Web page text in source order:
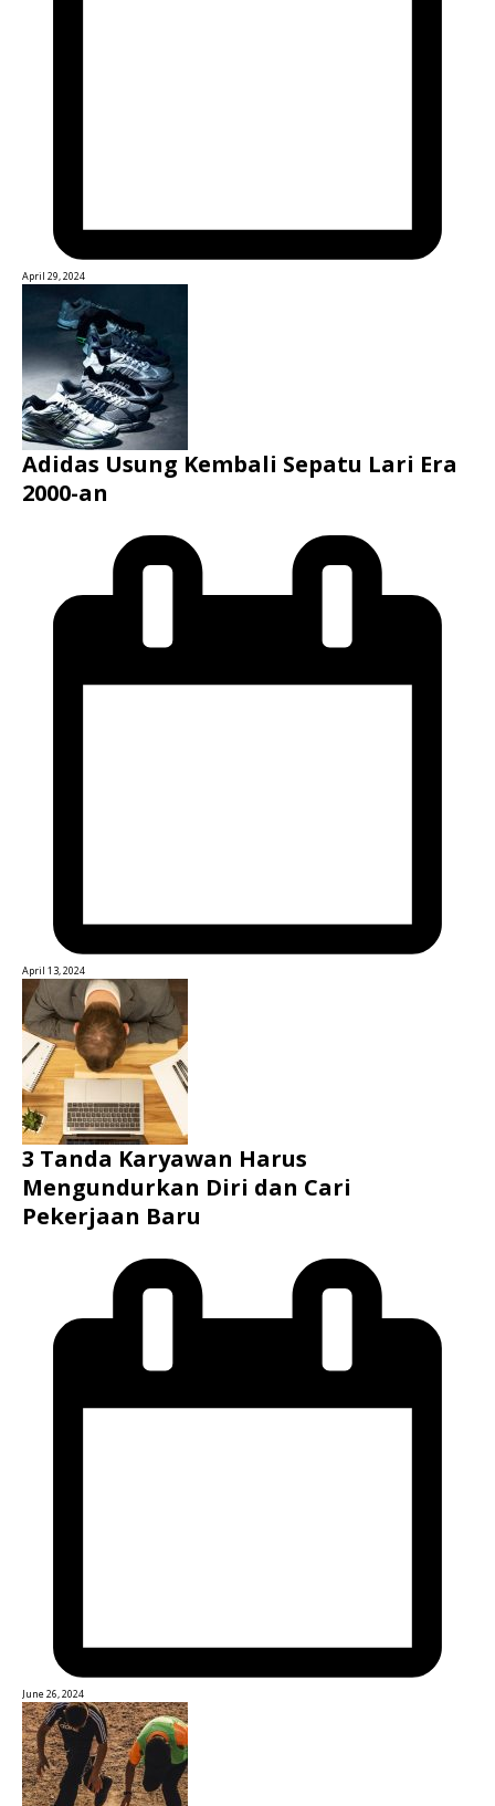
April 29, 2024
Adidas Usung Kembali Sepatu Lari Era
2000-an
April 13, 2024
3 Tanda Karyawan Harus
Mengundurkan Diri dan Cari
Pekerjaan Baru
June 26, 2024